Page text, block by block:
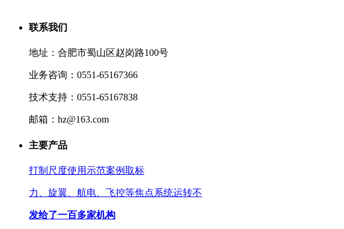
联系我们
地址：合肥市蜀山区赵岗路100号
业务咨询：0551-65167366
技术支持：0551-65167838
邮箱：hz@163.com
主要产品
打制尺度使用示范案例取标
力、旋翼、航电、飞控等焦点系统运转不
发给了一百多家机构